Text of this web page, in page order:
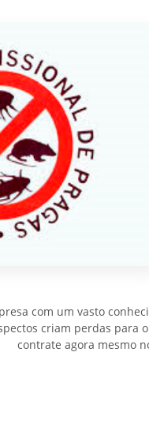
com um vasto
criam perdas para
contrate agora mesmo